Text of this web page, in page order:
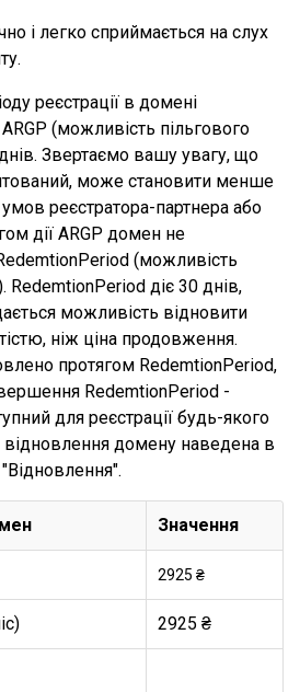
і легко сприймається на слух
реєстрації в домені
ARGP (можливість пільгового
Звертаємо вашу увагу, що
може становити менше
реєстратора-партнера або
дії ARGP домен не
(можливість
діє 30 днів,
можливість відновити
ніж ціна продовження.
протягом RedemtionPeriod,
RedemtionPeriod -
для реєстрації будь-якого
відновлення домену наведена в
Значення
2925 ₴
2925 ₴